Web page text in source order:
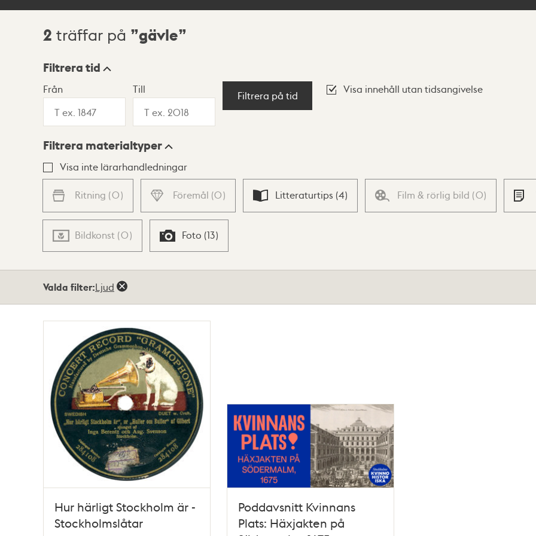
Sökresultat
2 träffar på gävle
Visningsläge
Lista Karta
Filtrera tid
Från Till
Filtrera på tid
Visa innehåll utan tidsangivelse
Filtrera materialtyper
Visa inte lärarhandledningar
Ritning (0) Föremål (0) Litteraturtips (4) Film & rörlig bild (0)
Bildkonst (0) Foto (13)
Valda filter:Ljud
Hur härligt Stockholm är -
Stockholmslåtar
Poddavsnitt Kvinnans
Plats: Häxjakten på